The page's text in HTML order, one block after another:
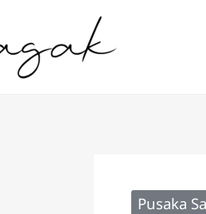
Pusaka